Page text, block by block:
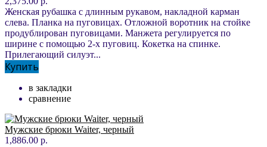
Женская рубашка с длинным рукавом, накладной карман
слева. Планка на пуговицах. Отложной воротник на стойке
продублирован пуговицами. Манжета регулируется по
ширине с помощью 2-х пуговиц. Кокетка на спинке.
Прилегающий силуэт...
Купить
в закладки
сравнение
Мужские брюки Waiter, черный
1,886.00 р.